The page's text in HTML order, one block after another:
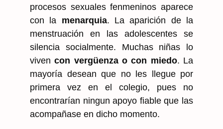
procesos sexuales fenmeninos aparece
con la menarquia. La aparición de la
menstruación en las adolescentes se
silencia socialmente. Muchas niñas lo
vivencon vergüenza o con miedo. La
mayoría desean que no les llegue por
primera vez en el colegio, pues no
encontrarían ningun apoyo fiable que las
acompañase en dicho momento.